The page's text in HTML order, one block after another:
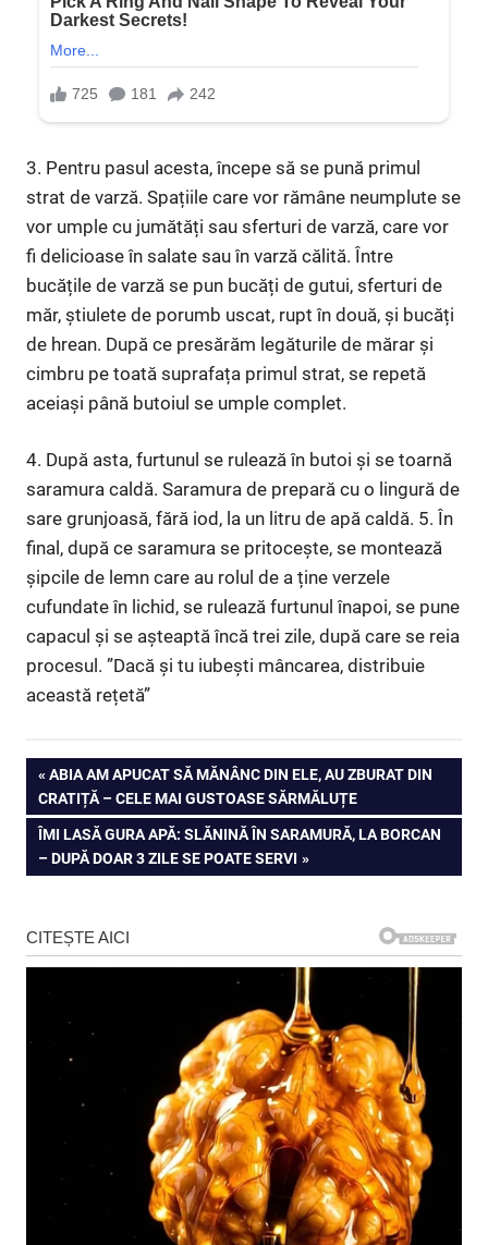
3. Pentru pasul acesta, începe să se pună primul
strat de varză. Spațiile care vor rămâne neumplute se
vor umple cu jumătăți sau sferturi de varză, care vor
fi delicioase în salate sau în varză călită. Între
bucățile de varză se pun bucăți de gutui, sferturi de
măr, știulete de porumb uscat, rupt în două, și bucăți
de hrean. După ce presărăm legăturile de mărar și
cimbru pe toată suprafața primul strat, se repetă
aceiași până butoiul se umple complet.
4. După asta, furtunul se rulează în butoi și se toarnă
saramura caldă. Saramura de prepară cu o lingură de
sare grunjoasă, fără iod, la un litru de apă caldă. 5. În
final, după ce saramura se pritocește, se montează
șipcile de lemn care au rolul de a ține verzele
cufundate în lichid, se rulează furtunul înapoi, se pune
capacul și se așteaptă încă trei zile, după care se reia
procesul. ”Dacă și tu iubești mâncarea, distribuie
această rețetă”
Navigare
în
articole
PREVIOUS
POST:
ABIA AM APUCAT SĂ MĂNÂNC DIN ELE, AU ZBURAT DIN
CRATIȚĂ – CELE MAI GUSTOASE SĂRMĂLUȚE
NEXT
POST:
ÎMI LASĂ GURA APĂ: SLĂNINĂ ÎN SARAMURĂ, LA BORCAN
– DUPĂ DOAR 3 ZILE SE POATE SERVI